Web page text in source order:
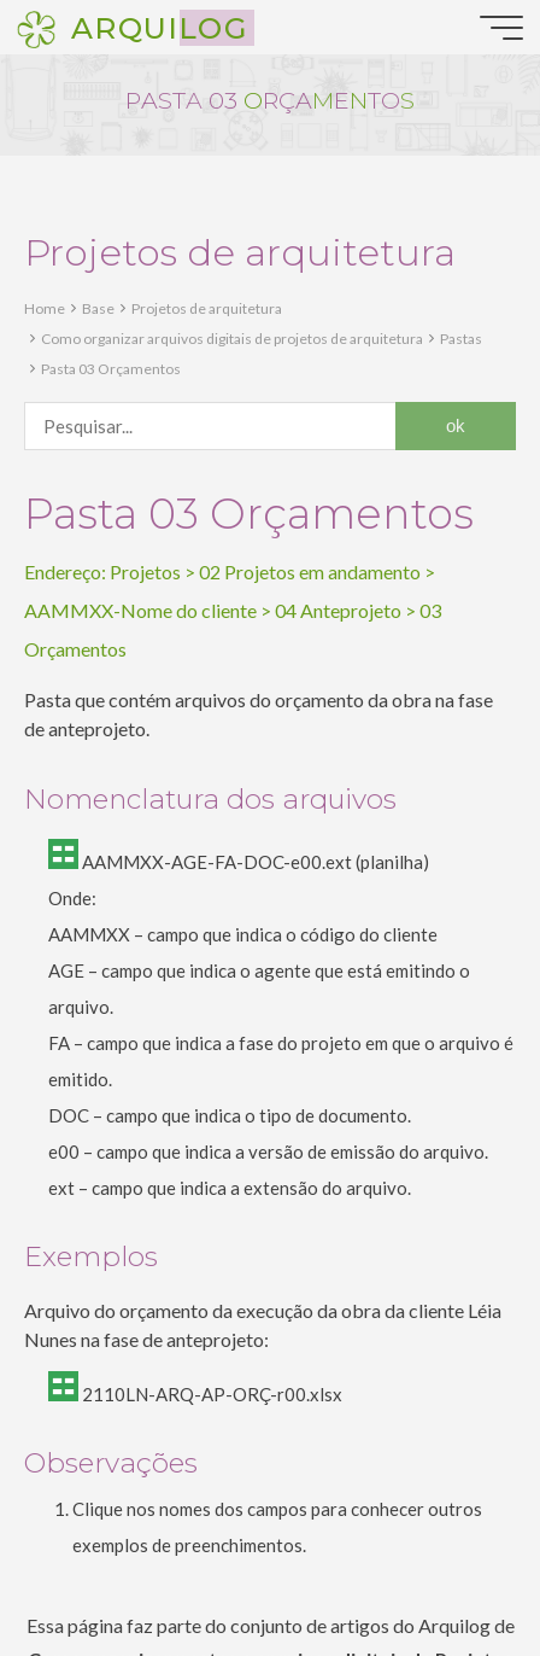
Pular
para
ARQUILOG
PASTA 03 ORÇAMENTOS
Projetos de arquitetura
Home Base
Projetos de arquitetura
Como organizar arquivos digitais de projetos de arquitetura
Pastas
Pasta 03 Orçamentos
Pasta 03 Orçamentos
Endereço: Projetos > 02 Projetos em andamento >
AAMMXX-Nome do cliente > 04 Anteprojeto > 03
Orçamentos
Pasta que contém arquivos do orçamento da obra na fase
de anteprojeto.
Nomenclatura dos arquivos
AAMMXX-AGE-FA-DOC-e00.ext (planilha)
Onde:
AAMMXX – campo que indica o código do cliente
AGE – campo que indica o agente que está emitindo o
arquivo.
FA – campo que indica a fase do projeto em que o arquivo é
emitido.
DOC – campo que indica o tipo de documento.
e00 – campo que indica a versão de emissão do arquivo.
ext – campo que indica a extensão do arquivo.
Exemplos
Arquivo do orçamento da execução da obra da cliente Léia
Nunes na fase de anteprojeto:
2110LN-ARQ-AP-ORÇ-r00.xlsx
Observações
Clique nos nomes dos campos para conhecer outros
exemplos de preenchimentos.
Essa página faz parte do conjunto de artigos do Arquilog de